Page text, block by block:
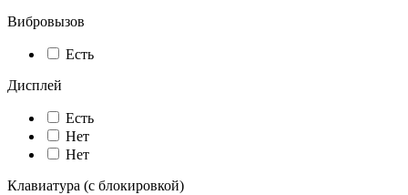
Вибровызов
Есть
Дисплей
Есть
Нет
Нет
Клавиатура (с блокировкой)